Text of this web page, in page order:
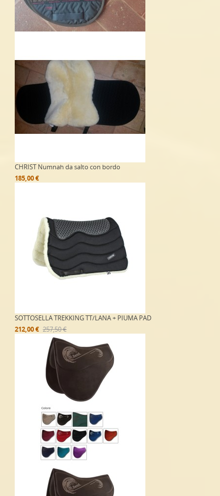
CHRIST Numnah da salto con bordo
185,00 €
SOTTOSELLA TREKKING TT/LANA + PIUMA PAD
212,00 € 257,50 €